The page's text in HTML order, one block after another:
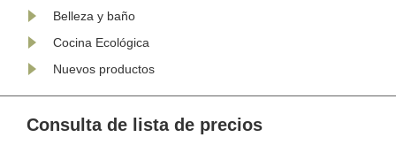
Belleza y baño
Cocina Ecológica
Nuevos productos
Consulta de lista de precios